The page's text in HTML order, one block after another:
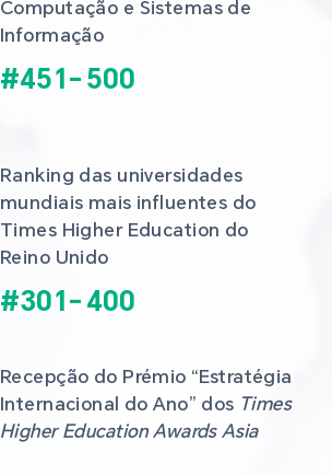
Computação e Sistemas de
Informação
#451- 500
Ranking das universidades
mundiais mais influentes do
Times Higher Education do
Reino Unido
#301- 400
Recepção do Prémio “Estratégia
Internacional do Ano” dos Times
Higher Education Awards Asia